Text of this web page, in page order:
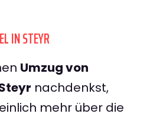
IN STEYR
Umzug von
nachdenkst,
mehr über die